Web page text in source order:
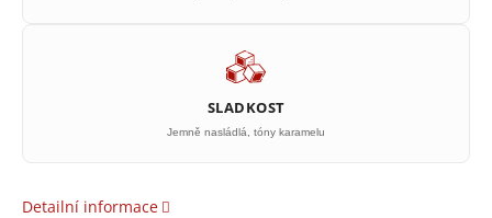
SLADKOST
Jemně nasládlá, tóny karamelu
Detailní informace